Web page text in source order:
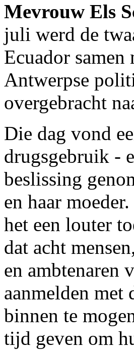
Mevrouw Els
juli werd de
Ecuador samen
Antwerpse
overgebracht
Die dag vond
drugsgebruik -
beslissing
en haar
het een louter
dat acht
en ambtenaren
aanmelden met
binnen te
tijd geven om